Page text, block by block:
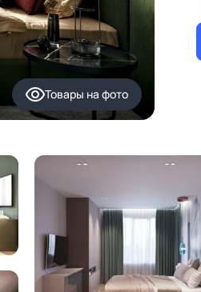
Товары на фото